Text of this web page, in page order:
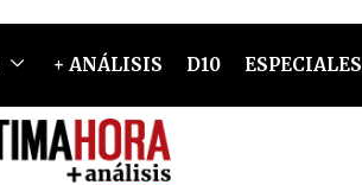
+ ANÁLISIS D10 ESPECIALES